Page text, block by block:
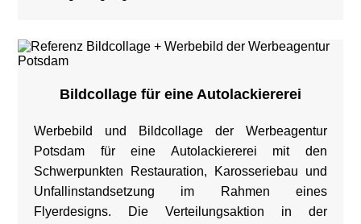
Bildcollage für eine Autolackiererei
Werbebild und Bildcollage der Werbeagentur
Potsdam für eine Autolackiererei mit den
Schwerpunkten Restauration, Karosseriebau und
Unfallinstandsetzung im Rahmen eines
Flyerdesigns. Die Verteilungsaktion in der